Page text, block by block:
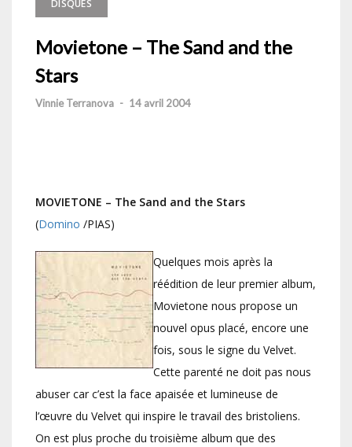
DISQUES
Movietone – The Sand and the
Stars
Vinnie Terranova - 14 avril 2004
MOVIETONE – The Sand and the Stars
(Domino /PIAS)
Quelques mois après la
réédition de leur premier album,
Movietone nous propose un
nouvel opus placé, encore une
fois, sous le signe du Velvet.
Cette parenté ne doit pas nous
abuser car c’est la face apaisée et lumineuse de
l’œuvre du Velvet qui inspire le travail des bristoliens.
On est plus proche du troisième album que des